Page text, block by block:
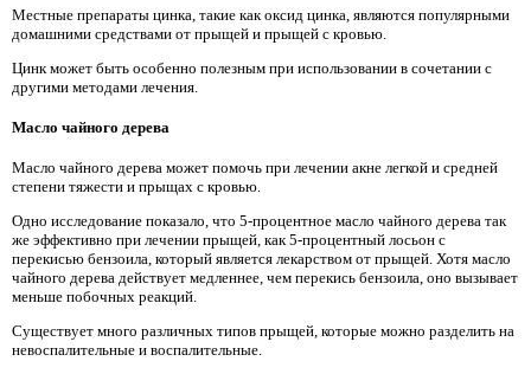
Местные препараты цинка, такие как оксид цинка, являются популярными
домашними средствами от прыщей и прыщей с кровью.
Цинк может быть особенно полезным при использовании в сочетании с
другими методами лечения.
Масло чайного дерева
Масло чайного дерева может помочь при лечении акне легкой и средней
степени тяжести и прыщах с кровью.
Одно исследование показало, что 5-процентное масло чайного дерева так
же эффективно при лечении прыщей, как 5-процентный лосьон с
перекисью бензоила, который является лекарством от прыщей. Хотя масло
чайного дерева действует медленнее, чем перекись бензоила, оно вызывает
меньше побочных реакций.
Существует много различных типов прыщей, которые можно разделить на
невоспалительные и воспалительные.